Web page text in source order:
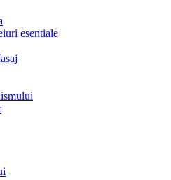
esentiale